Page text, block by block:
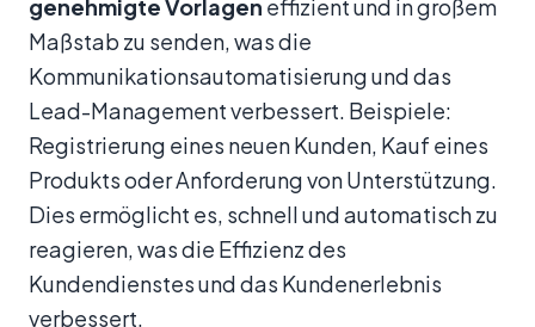
genehmigte Vorlagen effizient und in großem
Maßstab zu senden, was die
Kommunikationsautomatisierung und das
Lead-Management verbessert. Beispiele:
Registrierung eines neuen Kunden, Kauf eines
Produkts oder Anforderung von Unterstützung.
Dies ermöglicht es, schnell und automatisch zu
reagieren, was die Effizienz des
Kundendienstes und das Kundenerlebnis
verbessert.